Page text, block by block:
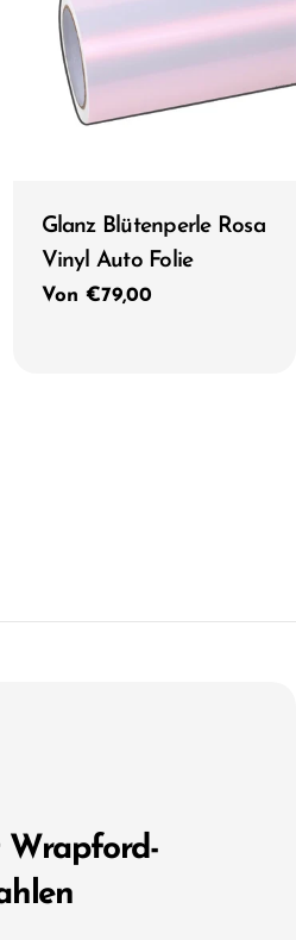
Typ:
Glanz Blütenperle Rosa
Vinyl Auto Folie
Regulärer
Von €79,00
Wrapford-